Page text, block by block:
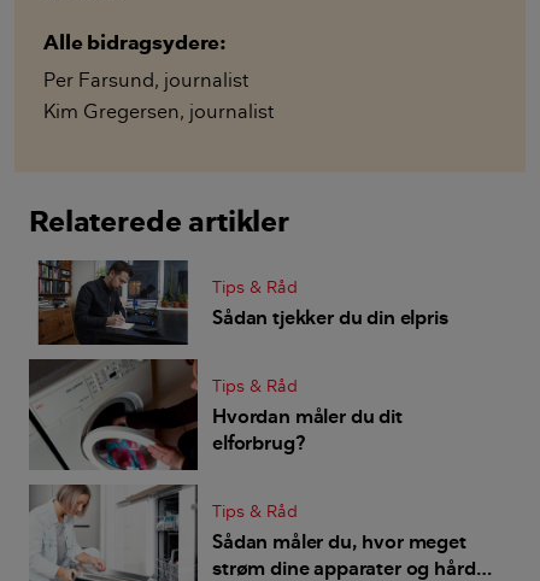
Alle bidragsydere:
Per Farsund, journalist
Kim Gregersen, journalist
Relaterede artikler
Tips & Råd
Sådan tjekker du din elpris
Tips & Råd
Hvordan måler du dit
elforbrug?
Tips & Råd
Sådan måler du, hvor meget
strøm dine apparater og hårde